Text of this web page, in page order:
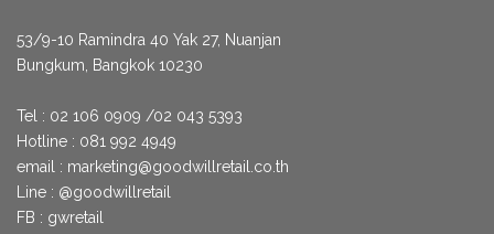
53/9­-10 Ramindra 40 Yak 27, Nuanjan
Bungkum, Bangkok 10230
Tel : 02 106 0909 /02 043 5393
Hotline : 081 992 4949
email : marketing@goodwillretail.co.th
Line : @goodwillretail
FB : gwretail